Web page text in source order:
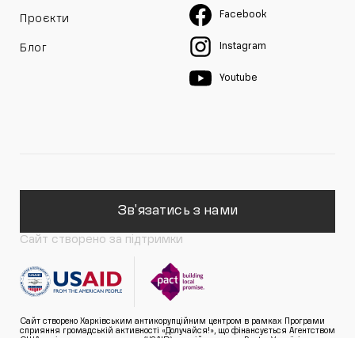
Проєкти
Блог
Facebook
Instagram
Youtube
Зв'язатись з нами
Сайт створено за підтримки
Сайт створено Харківським антикорупційним центром в рамках Програми
сприяння громадській активності «Долучайся!», що фінансується Агентством